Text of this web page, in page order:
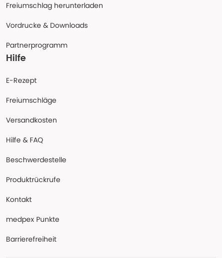
Freiumschlag herunterladen
Vordrucke & Downloads
Partnerprogramm
Hilfe
E-Rezept
Freiumschläge
Versandkosten
Hilfe & FAQ
Beschwerdestelle
Produktrückrufe
Kontakt
medpex Punkte
Barrierefreiheit